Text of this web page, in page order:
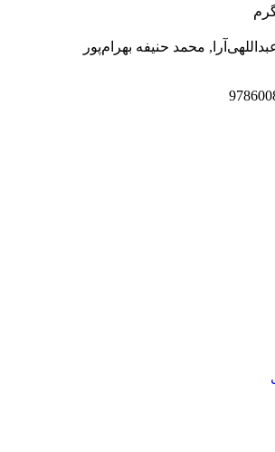
محمد حنیفه بهرام‌پور